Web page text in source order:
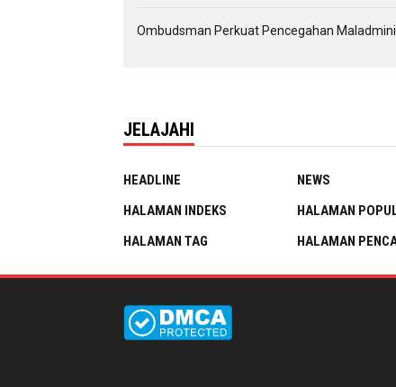
Ombudsman Perkuat Pencegahan
JELAJAHI
HEADLINE NEWS
HALAMAN INDEKS
HALAMAN
HALAMAN TAG
HALAMAN